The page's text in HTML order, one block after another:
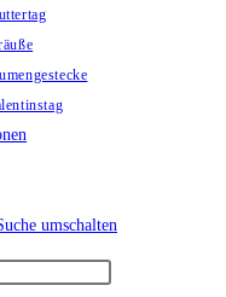
umschalten